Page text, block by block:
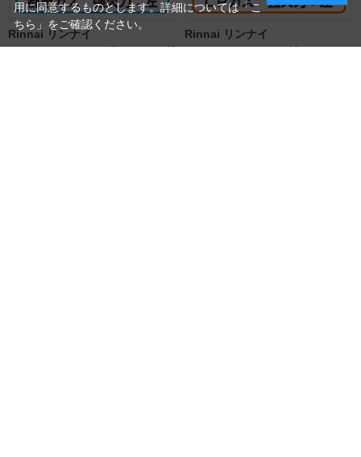
Rinnai リンナイ
RTE565GRL(13A)ガスコンロ グ
Rinnai リンナイ
RTE565GRL(LPG) ガスコンロ
用に同意するものとします。詳細については「こ
ちら 」をご確認ください。